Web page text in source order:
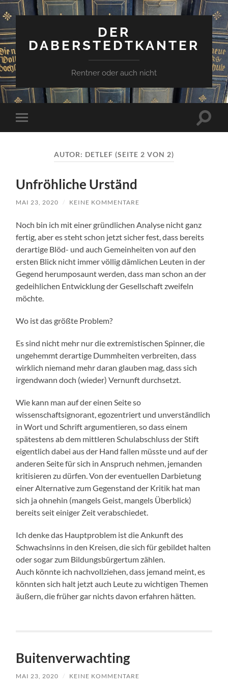
DER
DABERSTEDTKANTER
Rentner oder auch nicht
Mobile-
Menü
AUTOR: DETLEF (SEITE 2 VON 2)
Unfröhliche Urständ
MAI 23, 2020 / KEINE KOMMENTARE
Noch bin ich mit einer gründlichen Analyse nicht ganz
fertig, aber es steht schon jetzt sicher fest, dass bereits
derartige Blöd- und auch Gemeinheiten von auf den
ersten Blick nicht immer völlig dämlichen Leuten in der
Gegend herumposaunt werden, dass man schon an der
gedeihlichen Entwicklung der Gesellschaft zweifeln
möchte.
Wo ist das größte Problem?
Es sind nicht mehr nur die extremistischen Spinner, die
ungehemmt derartige Dummheiten verbreiten, dass
wirklich niemand mehr daran glauben mag, dass sich
irgendwann doch (wieder) Vernunft durchsetzt.
Wie kann man auf der einen Seite so
wissenschaftsignorant, egozentriert und unverständlich
in Wort und Schrift argumentieren, so dass einem
spätestens ab dem mittleren Schulabschluss der Stift
eigentlich dabei aus der Hand fallen müsste und auf der
anderen Seite für sich in Anspruch nehmen, jemanden
kritisieren zu dürfen. Von der eventuellen Darbietung
einer Alternative zum Gegenstand der Kritik hat man
sich ja ohnehin (mangels Geist, mangels Überblick)
bereits seit einiger Zeit verabschiedet.
Ich denke das Hauptproblem ist die Ankunft des
Schwachsinns in den Kreisen, die sich für gebildet halten
oder sogar zum Bildungsbürgertum zählen.
Auch könnte ich nachvollziehen, dass jemand meint, es
könnten sich halt jetzt auch Leute zu wichtigen Themen
äußern, die früher gar nichts davon erfahren hätten.
Buitenverwachting
MAI 23, 2020 / KEINE KOMMENTARE